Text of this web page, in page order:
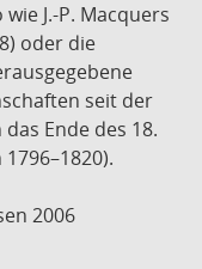
J.-P. Macquers
oder die
seit der
Ende des 18.
2006